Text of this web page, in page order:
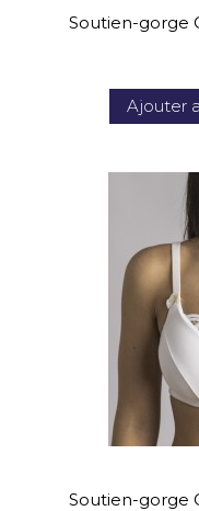
Soutien-gorge
Ajouter
Soutien-gorge